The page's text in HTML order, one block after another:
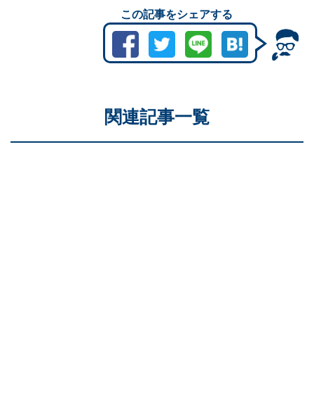
この記事をシェアする
関連記事一覧